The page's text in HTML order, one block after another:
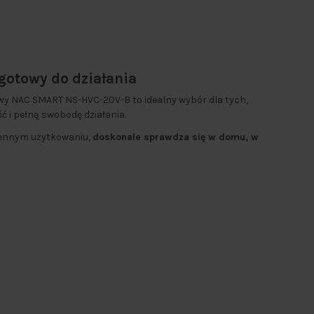
do działania
NAC SMART NS-HVC-20V-B to idealny wybór dla tych,
i pełną swobodę działania.
użytkowaniu, doskonale sprawdza się w domu, w